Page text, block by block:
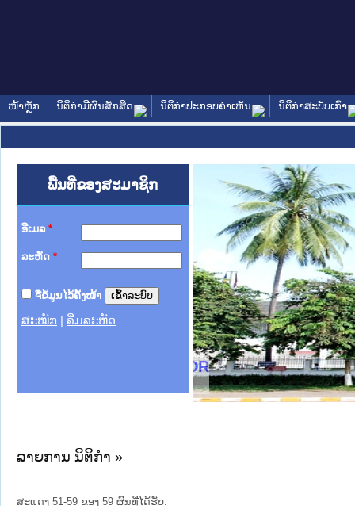
ໜ້າຫຼັກ ນິຕິກໍາມີຜົນສັກສິດ ນິຕິກໍາປະກອບຄໍາເຫັນ ນິຕິກໍາສະບັບເກົ່າ
ພື້ນທີ່ຂອງສະມາຊິກ
ອີເມລ *
ລະຫັດ *
ຈື່ຂໍ້ມູນໄວ້ຄັ້ງໜ້າ
ສະໝັກ ລືມລະຫັດ
າຊົນ ພາກເໜືອ
ການ
ກາງ
ໃຕ້
ຕຳຫຼວດປະຊາຊົນ
ສັນຕິບານປະຊາຊົນ
ກເໜືອ
າຊົນ ພາກກາງ
ລາຍການ ນິຕິກໍາ »
ສະແດງ 51-59 ຂອງ 59 ຜົນທີ່ໄດ້ຮັບ.